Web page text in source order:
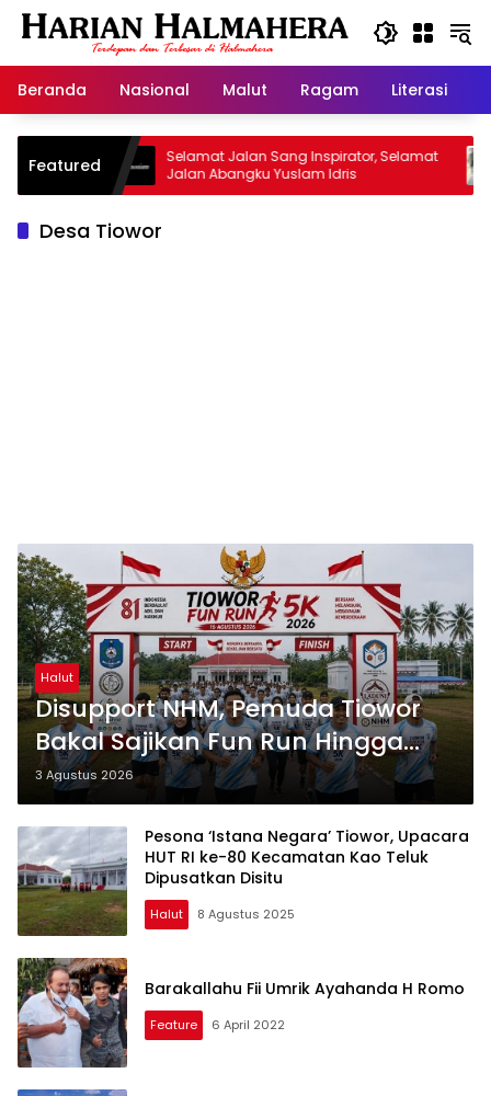
Langsung
Beranda
Nasional Malut Ragam Literasi
Featured
Selamat Jalan Sang Inspirator, Selamat
Jalan Abangku Yuslam Idris
Desa Tiowor
Halut
Disupport NHM, Pemuda Tiowor
Bakal Sajikan Fun Run Hingga
Zumba Untuk Meriahkan HUT RI
ke-81
3 Agustus 2026
Pesona ‘Istana Negara’ Tiowor, Upacara
HUT RI ke-80 Kecamatan Kao Teluk
Dipusatkan Disitu
Halut 8 Agustus 2025
Barakallahu Fii Umrik Ayahanda H Romo
Feature 6 April 2022